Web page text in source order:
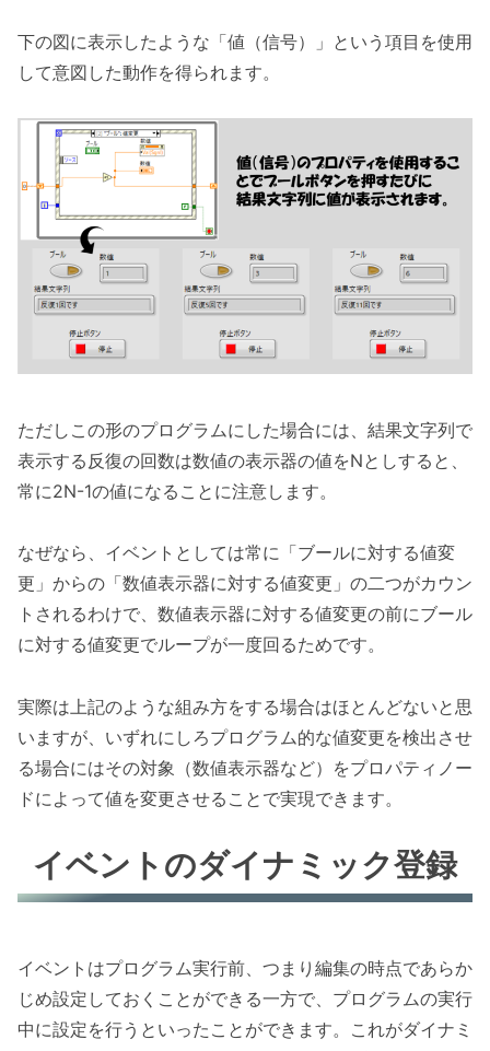
下の図に表示したような「値（信号）」という項目を使用
して意図した動作を得られます。
ただしこの形のプログラムにした場合には、結果文字列で
表示する反復の回数は数値の表示器の値をNとしすると、
常に2N-1の値になることに注意します。
なぜなら、イベントとしては常に「ブールに対する値変
更」からの「数値表示器に対する値変更」の二つがカウン
トされるわけで、数値表示器に対する値変更の前にブール
に対する値変更でループが一度回るためです。
実際は上記のような組み方をする場合はほとんどないと思
いますが、いずれにしろプログラム的な値変更を検出させ
る場合にはその対象（数値表示器など）をプロパティノー
ドによって値を変更させることで実現できます。
イベントのダイナミック登録
イベントはプログラム実行前、つまり編集の時点であらか
じめ設定しておくことができる一方で、プログラムの実行
中に設定を行うといったことができます。これがダイナミ